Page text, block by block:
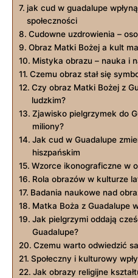
jak cud w guadalupe
społeczności
Cudowne uzdrowienia –
Obraz Matki​ Bożej a ‍kult
Mistyka obrazu – nauka ⁣i
Czemu obraz stał się
Czy obraz Matki Bożej z
ludzkim?
Zjawisko pielgrzymek do
miliony?
Jak cud w Guadalupe
hiszpańskim
Wzorce ikonograficzne ‌w
Rola ⁣obrazów w kulturze
Badania naukowe nad
Matka Boża z Guadalupe
Jak pielgrzymi oddają​
Guadalupe?
Czemu​ warto ⁢odwiedzić
Społeczny ‌i kulturowy
Jak obrazy religijne